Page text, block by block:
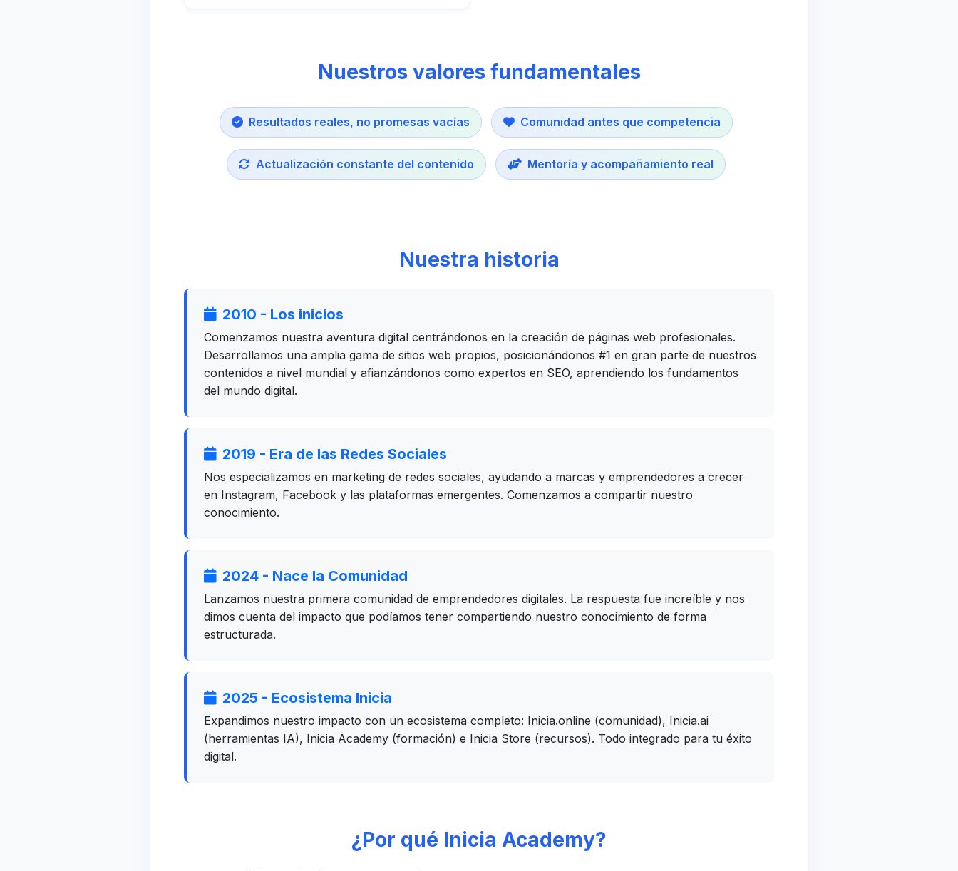
Nuestros valores fundamentales
Resultados reales, no promesas vacías Comunidad antes que competencia
Actualización constante del contenido Mentoría y acompañamiento real
Nuestra historia
2010 - Los inicios
Comenzamos nuestra aventura digital centrándonos en la creación de páginas web profesionales.
Desarrollamos una amplia gama de sitios web propios, posicionándonos #1 en gran parte de nuestros
contenidos a nivel mundial y afianzándonos como expertos en SEO, aprendiendo los fundamentos
del mundo digital.
2019 - Era de las Redes Sociales
Nos especializamos en marketing de redes sociales, ayudando a marcas y emprendedores a crecer
en Instagram, Facebook y las plataformas emergentes. Comenzamos a compartir nuestro
conocimiento.
2024 - Nace la Comunidad
Lanzamos nuestra primera comunidad de emprendedores digitales. La respuesta fue increíble y nos
dimos cuenta del impacto que podíamos tener compartiendo nuestro conocimiento de forma
estructurada.
2025 - Ecosistema Inicia
Expandimos nuestro impacto con un ecosistema completo: Inicia.online (comunidad), Inicia.ai
(herramientas IA), Inicia Academy (formación) e Inicia Store (recursos). Todo integrado para tu éxito
digital.
¿Por qué Inicia Academy?